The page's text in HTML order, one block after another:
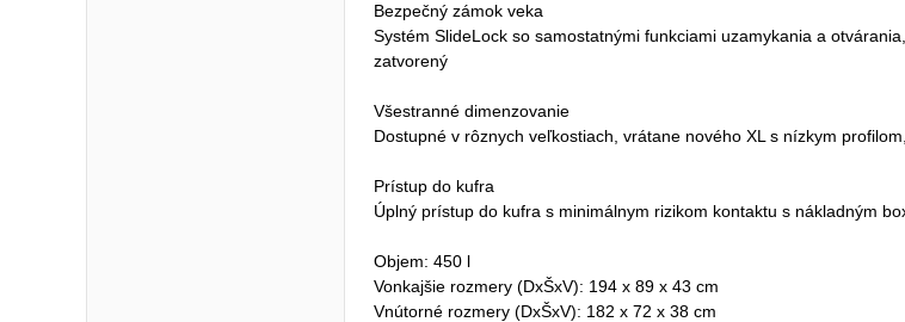
Bezpečný zámok veka
Systém SlideLock so samostatnými funkciami uzamykania a
zatvorený
Všestranné dimenzovanie
Dostupné v rôznych veľkostiach, vrátane nového XL s nízkym
Prístup do kufra
Úplný prístup do kufra s minimálnym rizikom kontaktu s nákladným
Objem: 450 l
Vonkajšie rozmery (DxŠxV): 194 x 89 x 43 cm
Vnútorné rozmery (DxŠxV): 182 x 72 x 38 cm